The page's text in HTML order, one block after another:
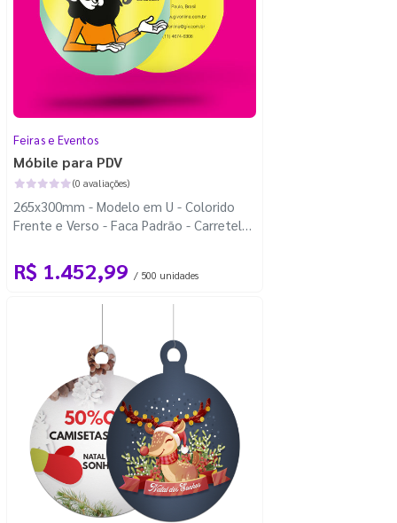
Feiras e Eventos
Móbile para PDV
(0 avaliações)
265x300mm - Modelo em U - Colorido
Frente e Verso - Faca Padrão - Carretel
R$ 1.452,99 / 500 unidades